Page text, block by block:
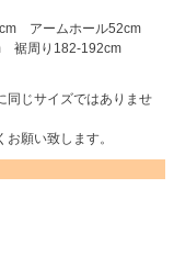
アームホール52cm
裾周り182-192cm
同じサイズではありませ
願い致します。